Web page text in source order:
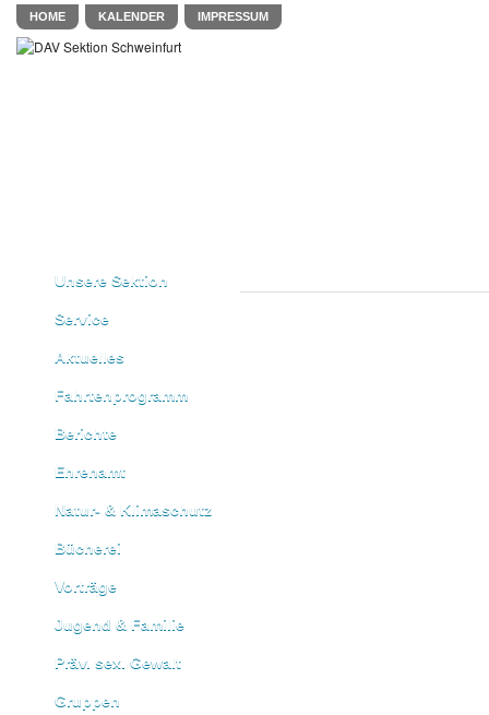
HOME KALENDER IMPRESSUM
Unsere Sektion
Service
Aktuelles
Fahrtenprogramm
Berichte
Ehrenamt
Natur- & Klimaschutz
Bücherei
Vorträge
Jugend & Familie
Präv. sex. Gewalt
Gruppen